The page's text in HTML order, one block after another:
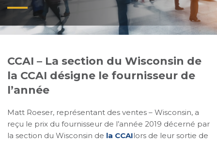
CCAI – La section du Wisconsin de
la CCAI désigne le fournisseur de
l’année
Matt Roeser, représentant des ventes – Wisconsin, a
reçu le prix du fournisseur de l’année 2019 décerné par
la section du Wisconsin de la CCAIlors de leur sortie de